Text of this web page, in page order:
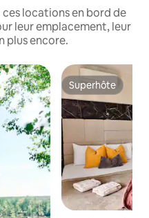
locations en bord de
leur emplacement, leur
plus encore.
Superhôte
Superhôte